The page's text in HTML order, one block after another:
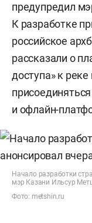
предупредил
К разработке
российское
рассказали о
доступа» к
и офлайн-
Начало разработки
мэр Казани Ильсур
Фото: metshin.ru